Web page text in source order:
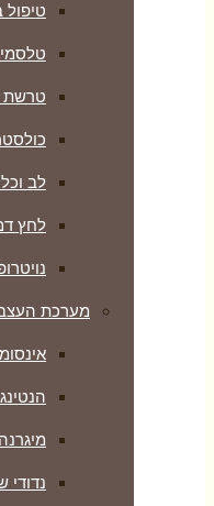
טיפול
טרשת
לב
לחץ
מערכת
נדודי